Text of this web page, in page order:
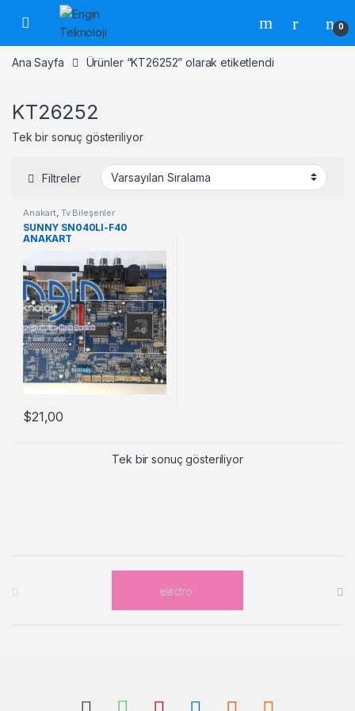
Skip to navigation
Skip to content
0
Ana Sayfa Ürünler “KT26252” olarak etiketlendi
KT26252
Tek bir sonuç gösteriliyor
Filtreler
Anakart, Tv Bileşenler
SUNNY SN040LI-F40
ANAKART
$21,00
Tek bir sonuç gösteriliyor
Brands Carousel